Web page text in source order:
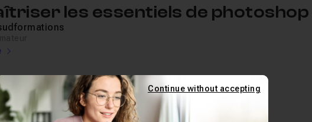
les essentiels de photoshop